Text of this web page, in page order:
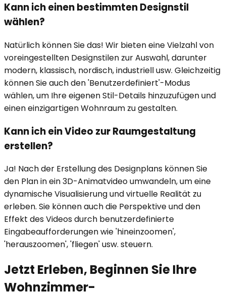
Kann ich einen bestimmten Designstil
wählen?
Natürlich können Sie das! Wir bieten eine Vielzahl von
voreingestellten Designstilen zur Auswahl, darunter
modern, klassisch, nordisch, industriell usw. Gleichzeitig
können Sie auch den 'Benutzerdefiniert'-Modus
wählen, um Ihre eigenen Stil-Details hinzuzufügen und
einen einzigartigen Wohnraum zu gestalten.
Kann ich ein Video zur Raumgestaltung
erstellen?
Ja! Nach der Erstellung des Designplans können Sie
den Plan in ein 3D-Animatvideo umwandeln, um eine
dynamische Visualisierung und virtuelle Realität zu
erleben. Sie können auch die Perspektive und den
Effekt des Videos durch benutzerdefinierte
Eingabeaufforderungen wie 'hineinzoomen',
'herauszoomen', 'fliegen' usw. steuern.
Jetzt Erleben, Beginnen Sie Ihre
Wohnzimmer-